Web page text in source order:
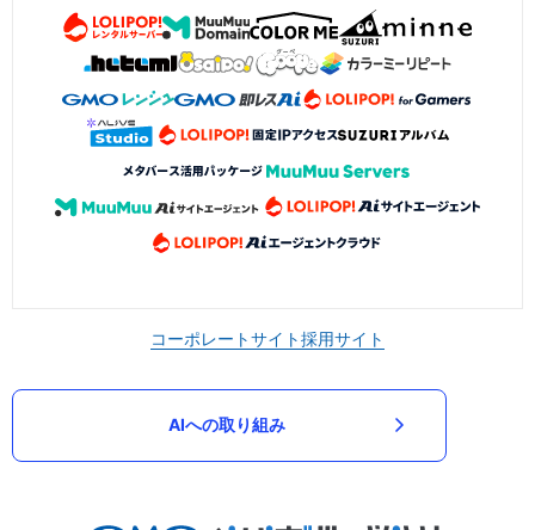
コーポレートサイト採用サイト
AIへの取り組み